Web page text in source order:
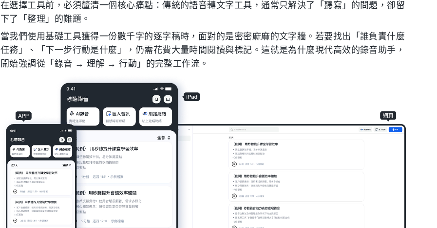
在選擇工具前，必須釐清一個核心痛點：傳統的語音轉文字工具，通常只解決了「聽寫」的問題，卻留
下了「整理」的難題。
當我們使用基礎工具獲得一份數千字的逐字稿時，面對的是密密麻麻的文字牆。若要找出「誰負責什麼
任務」、「下一步行動是什麼」，仍需花費大量時間閱讀與標記。這就是為什麼現代高效的錄音助手，
開始強調從「錄音 → 理解 → 行動」的完整工作流。